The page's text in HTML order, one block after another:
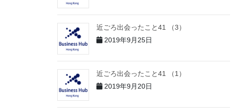
近ごろ出会ったこと41 （3）
2019年9月25日
近ごろ出会ったこと41 （1）
2019年9月20日